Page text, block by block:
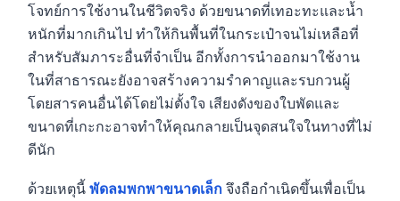
โจทย์การใช้งานในชีวิตจริง ด้วยขนาดที่เทอะทะและน้ำ
หนักที่มากเกินไป ทำให้กินพื้นที่ในกระเป๋าจนไม่เหลือที่
สำหรับสัมภาระอื่นที่จำเป็น อีกทั้งการนำออกมาใช้งาน
ในที่สาธารณะยังอาจสร้างความรำคาญและรบกวนผู้
โดยสารคนอื่นได้โดยไม่ตั้งใจ เสียงดังของใบพัดและ
ขนาดที่เกะกะอาจทำให้คุณกลายเป็นจุดสนใจในทางที่ไม่
ดีนัก
ด้วยเหตุนี้พัดลมพกพาขนาดเล็กจึงถือกำเนิดขึ้นเพื่อเป็น